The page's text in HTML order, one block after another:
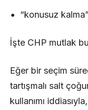
“konusuz
İşte CHP mutlak
Eğer bir seçim
tartışmalı salt
kullanımı